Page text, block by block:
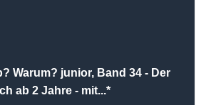
Warum? junior, Band 34 - Der
ab 2 Jahre - mit...*